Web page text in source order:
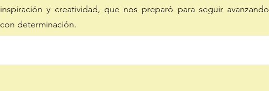
inspiración y creatividad, que nos preparó para seguir avanzando
con determinación.